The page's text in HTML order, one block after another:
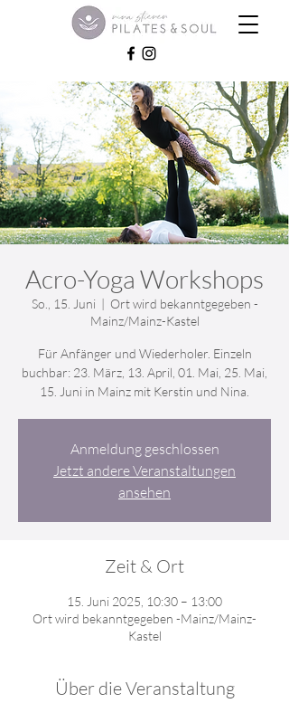
Acro-Yoga Workshops
So., 15. Juni
  |
Ort wird bekanntgegeben -
Mainz/Mainz-Kastel
Für Anfänger und Wiederholer. Einzeln
buchbar: 23. März, 13. April, 01. Mai, 25. Mai,
15. Juni in Mainz mit Kerstin und Nina.
Anmeldung geschlossen
Jetzt andere Veranstaltungen
ansehen
Zeit & Ort
15. Juni 2025, 10:30 – 13:00
Ort wird bekanntgegeben -Mainz/Mainz-
Kastel
Über die Veranstaltung